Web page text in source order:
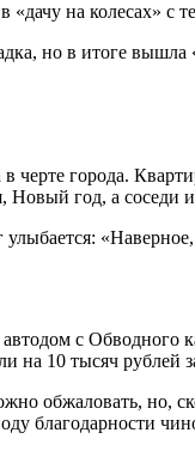
но в итоге
черте города.
год, а соседи
с
на 10 тысяч рублей
обжаловать, но,
благодарности